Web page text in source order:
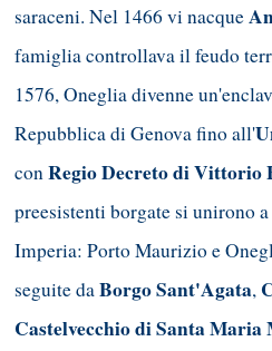
saraceni. Nel 1466 vi nacque
famiglia controllava il feudo
1576, Oneglia divenne
Repubblica di Genova fino all'
con Regio Decreto di Vittorio
preesistenti borgate si unirono
Imperia: Porto Maurizio e
seguite daBorgo Sant'Agata,
Castelvecchio di Santa Maria